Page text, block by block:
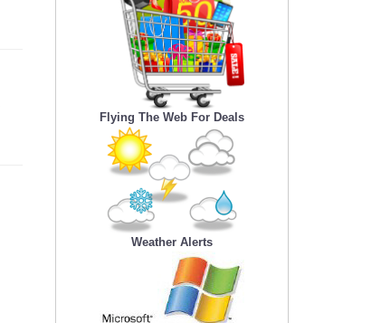
Flying The Web For Deals
Weather Alerts